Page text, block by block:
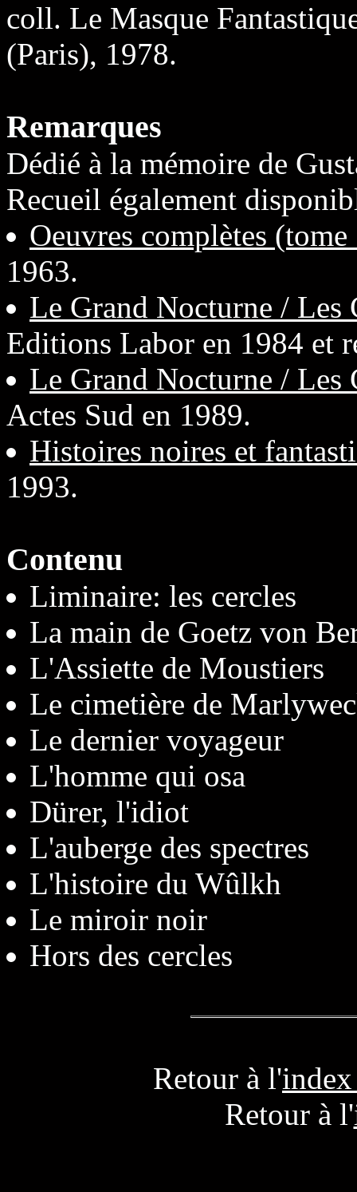
coll. Le Masque
(Paris), 1978.
Remarques
Dédié à la mémoire de
Recueil également
Oeuvres complètes (tome
1963.
Le Grand Nocturne / Les
Editions Labor en 1984 et
Le Grand Nocturne / Les
Actes Sud en 1989.
Histoires noires et
1993.
Contenu
Liminaire: les cercles
La main de Goetz von
L'Assiette de Moustiers
Le cimetière de
Le dernier voyageur
L'homme qui osa
Dürer, l'idiot
L'auberge des spectres
L'histoire du Wûlkh
Le miroir noir
Hors des cercles
Retour à l'
Retour à l'